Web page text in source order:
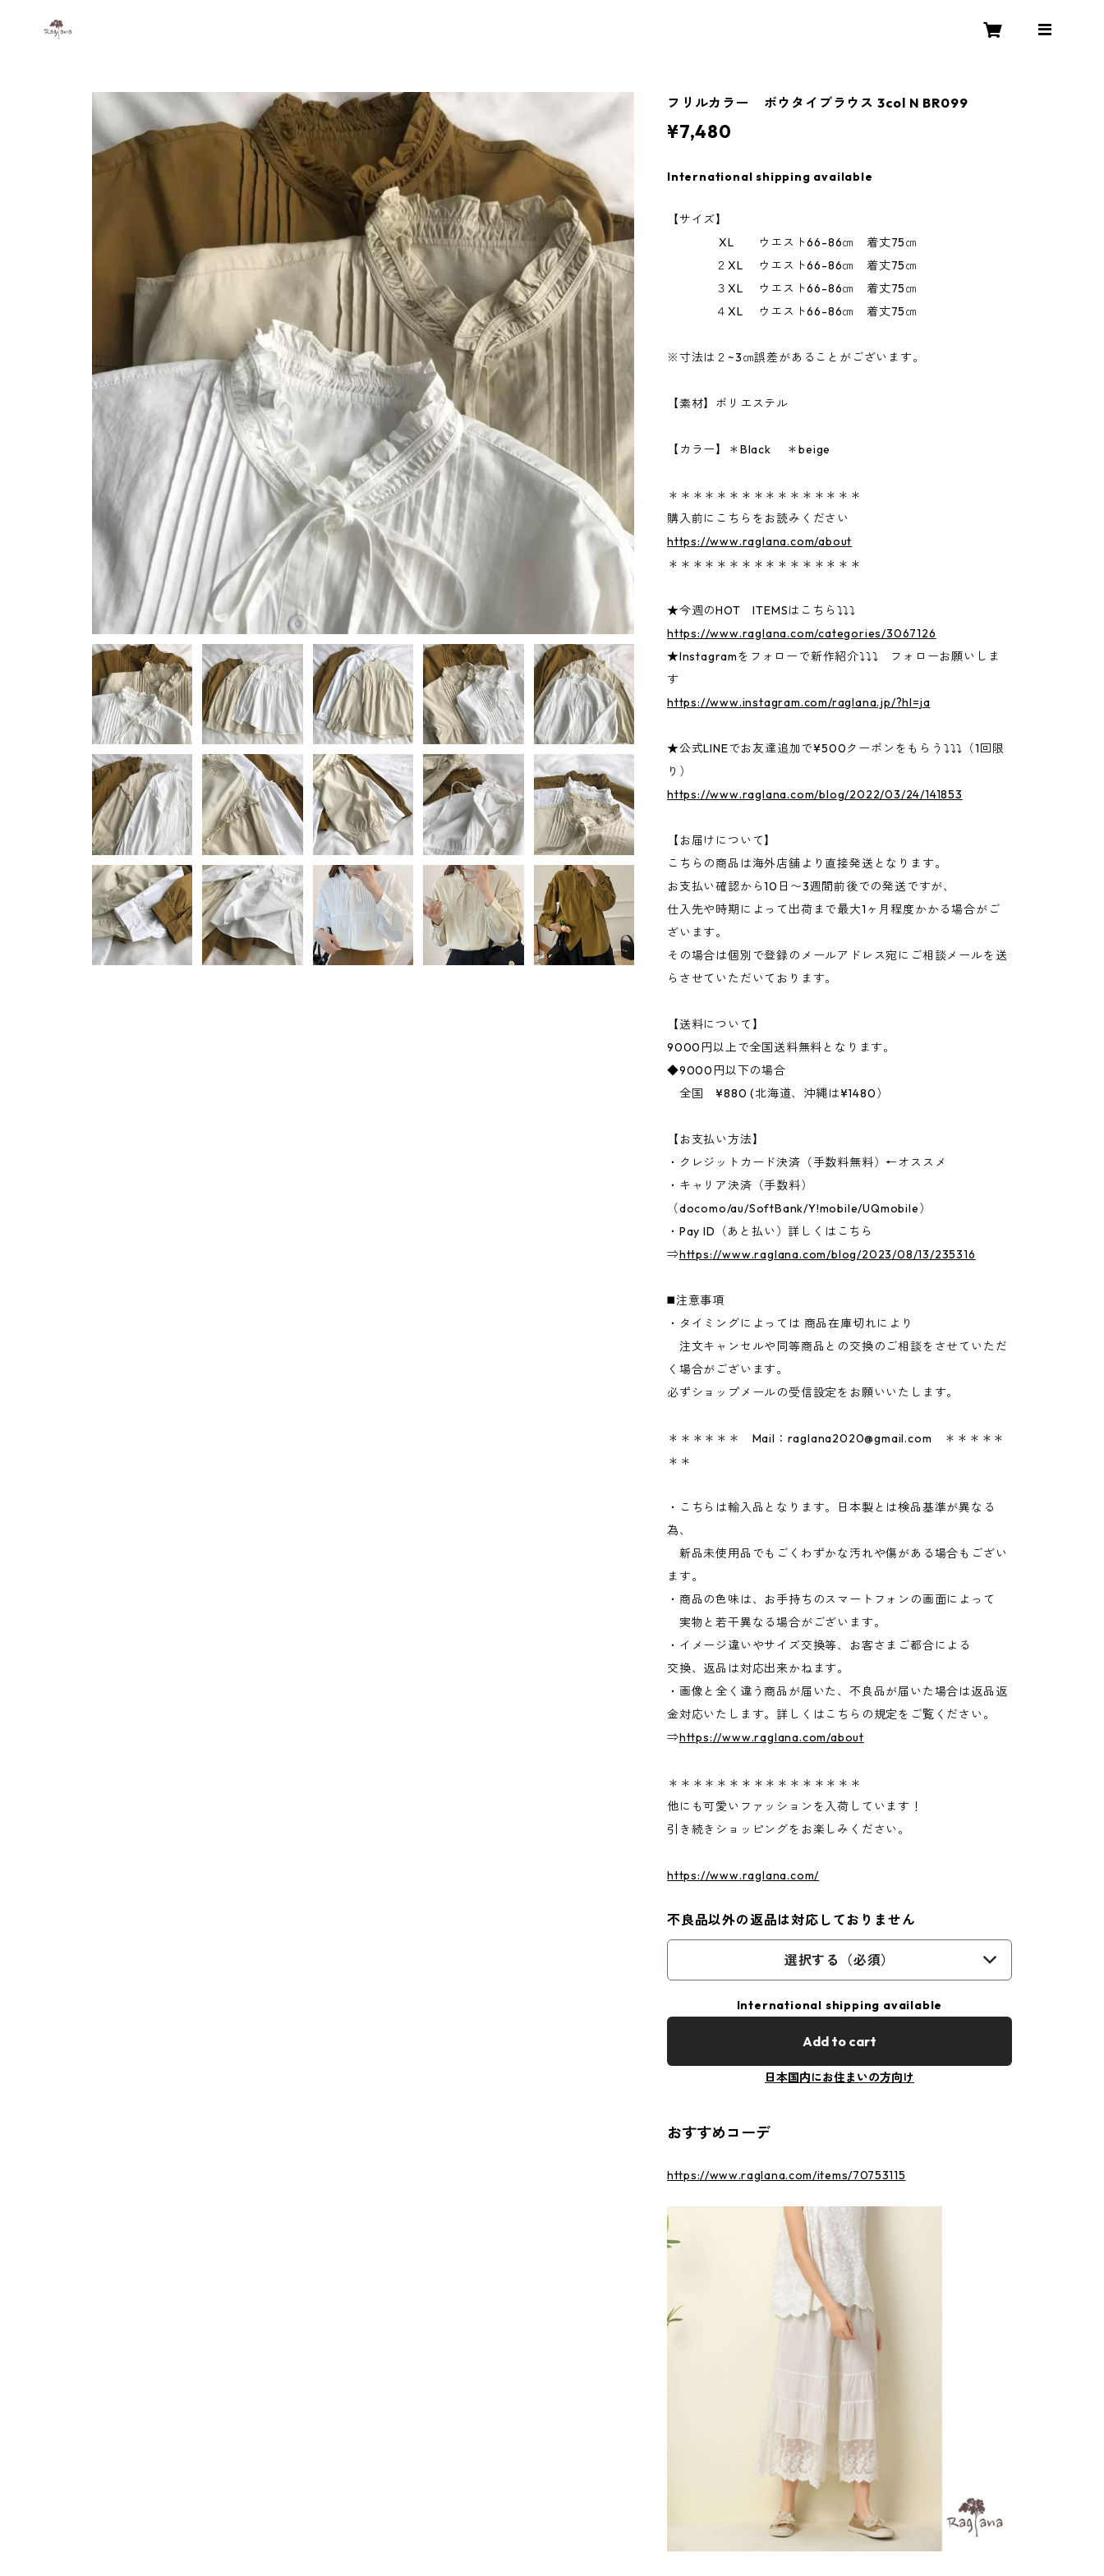
フリルカラー ボウタイブラウス 3col N BR099
¥7,480
International shipping available
【サイズ】
XL ウエスト66-86㎝ 着丈75㎝
２XL ウエスト66-86㎝ 着丈75㎝
３XL ウエスト66-86㎝ 着丈75㎝
４XL ウエスト66-86㎝ 着丈75㎝
※寸法は２~3㎝誤差があることがございます。
【素材】ポリエステル
【カラー】＊Black ＊beige
＊＊＊＊＊＊＊＊＊＊＊＊＊＊＊＊
購入前にこちらをお読みください
https://www.raglana.com/about
＊＊＊＊＊＊＊＊＊＊＊＊＊＊＊＊
★今週のHOT ITEMSはこちら⤵⤵⤵
https://www.raglana.com/categories/3067126
★Instagramをフォローで新作紹介⤵⤵⤵ フォローお願いしま
す
https://www.instagram.com/raglana.jp/?hl=ja
★公式LINEでお友達追加で¥500クーポンをもらう⤵⤵⤵（1回限
り）
https://www.raglana.com/blog/2022/03/24/141853
【お届けについて】
こちらの商品は海外店舗より直接発送となります。
お支払い確認から10日〜3週間前後での発送ですが、
仕入先や時期によって出荷まで最大1ヶ月程度かかる場合がご
ざいます。
その場合は個別で登録のメールアドレス宛にご相談メールを送
らさせていただいております。
【送料について】
9000円以上で全国送料無料となります。
◆9000円以下の場合
全国 ¥880 (北海道、沖縄は¥1480）
【お支払い方法】
・クレジットカード決済（手数料無料）←オススメ
・キャリア決済（手数料）
（docomo/au/SoftBank/Y!mobile/UQmobile）
・Pay ID（あと払い）詳しくはこちら
⇒https://www.raglana.com/blog/2023/08/13/235316
◼️注意事項
・タイミングによっては 商品在庫切れにより
注文キャンセルや同等商品との交換のご相談をさせていただ
く場合がございます。
必ずショップメールの受信設定をお願いいたします。
＊＊＊＊＊＊ Mail： raglana2020@gmail.com ＊＊＊＊＊
＊＊
・こちらは輸入品となります。日本製とは検品基準が異なる
為、
新品未使用品でもごくわずかな汚れや傷がある場合もござい
ます。
・商品の色味は、お手持ちのスマートフォンの画面によって
実物と若干異なる場合がございます。
・イメージ違いやサイズ交換等、お客さまご都合による
交換、返品は対応出来かねます。
・画像と全く違う商品が届いた、不良品が届いた場合は返品返
金対応いたします。詳しくはこちらの規定をご覧ください。
⇒https://www.raglana.com/about
＊＊＊＊＊＊＊＊＊＊＊＊＊＊＊＊
他にも可愛いファッションを入荷しています！
引き続きショッピングをお楽しみください。
https://www.raglana.com/
不良品以外の返品は対応しておりません
選択する（必須）
International shipping available
Add to cart
日本国内にお住まいの方向け
おすすめコーデ
https://www.raglana.com/items/70753115